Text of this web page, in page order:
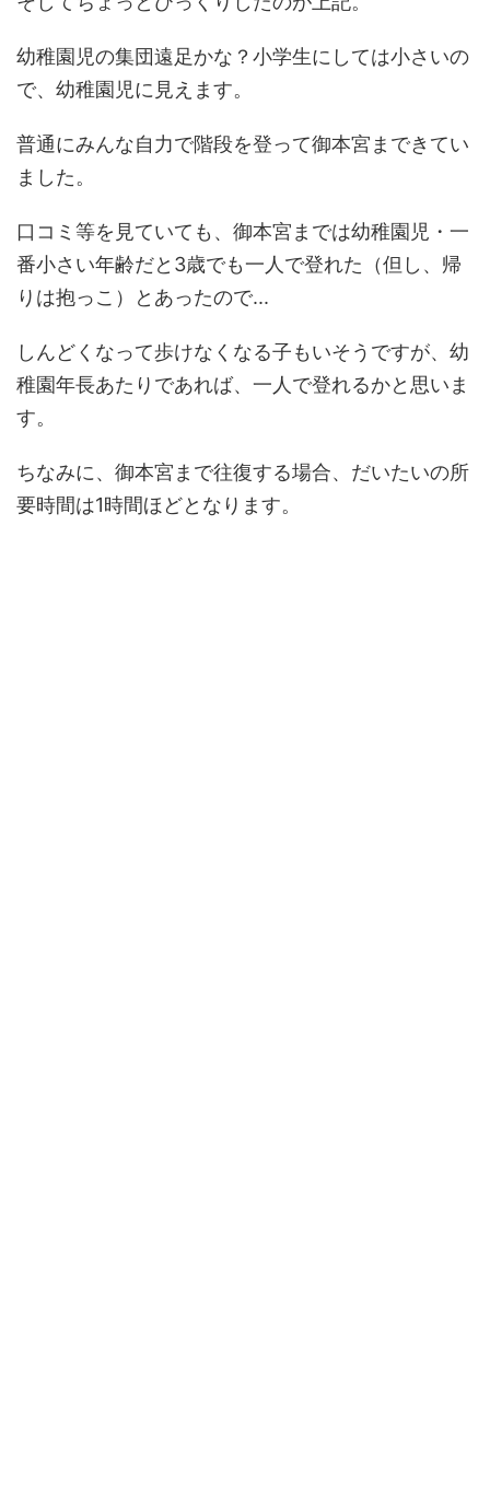
幼稚園児の集団遠足かな？小学生にしては小さいの
で、幼稚園児に見えます。
普通にみんな自力で階段を登って御本宮まできてい
ました。
口コミ等を見ていても、御本宮までは幼稚園児・一
番小さい年齢だと3歳でも一人で登れた（但し、帰
りは抱っこ）とあったので...
しんどくなって歩けなくなる子もいそうですが、幼
稚園年長あたりであれば、一人で登れるかと思いま
す。
ちなみに、御本宮まで往復する場合、だいたいの所
要時間は1時間ほどとなります。